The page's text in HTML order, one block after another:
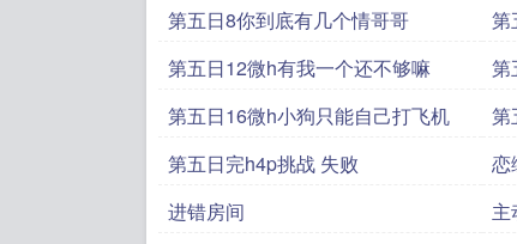
第五日8你到底有几个情哥哥 第
第五日12微h有我一个还不够嘛
第
第五日16微h小狗只能自己打飞机
第
第五日完h4p挑战 失败
恋
进错房间
主